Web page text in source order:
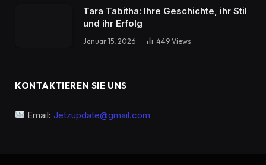
Tara Tabitha: Ihre Geschichte, ihr Stil
und ihr Erfolg
Januar 15, 2026 449 Views
KONTAKTIEREN SIE UNS
Email:Jetzupdate@gmail.com